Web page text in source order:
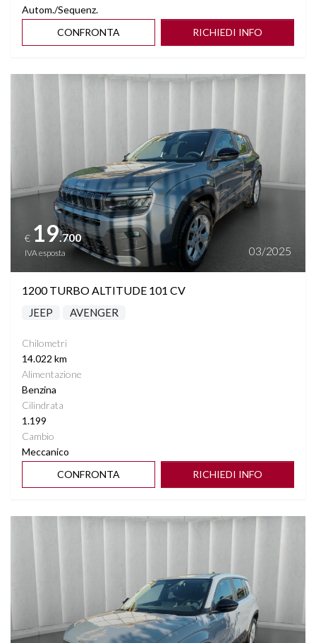
Autom./Sequenz.
CONFRONTA
RICHIEDI INFO
Vedi dettagli
€ 19.700
IVA esposta 03/2025
1200 TURBO ALTITUDE 101 CV
JEEP AVENGER
Chilometri
14.022 km
Alimentazione
Benzina
Cilindrata
1.199
Cambio
Meccanico
CONFRONTA
RICHIEDI INFO
Vedi dettagli